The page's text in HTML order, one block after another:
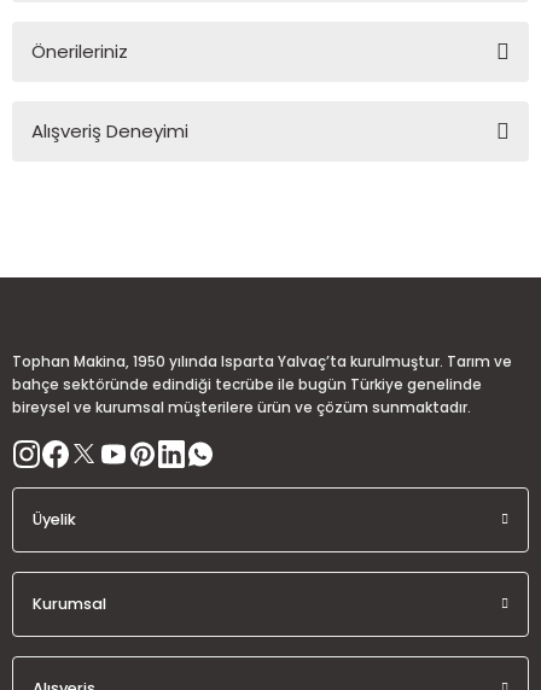
Önerileriniz
konularda yetersiz gördüğünüz noktaları öneri formunu
Bu ürüne benzer farklı alternatifler olmalı.
Alışveriş Deneyimi
Tophan Makina, 1950 yılında Isparta Yalvaç’ta kurulmuştur. Tarım ve
bahçe sektöründe edindiği tecrübe ile bugün Türkiye genelinde
bireysel ve kurumsal müşterilere ürün ve çözüm sunmaktadır.
Üyelik
Kurumsal